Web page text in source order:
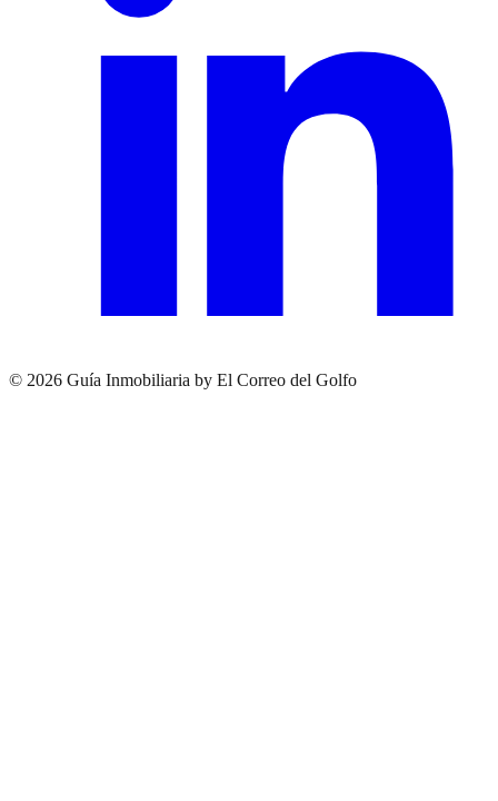
© 2026 Guía Inmobiliaria by El Correo del Golfo